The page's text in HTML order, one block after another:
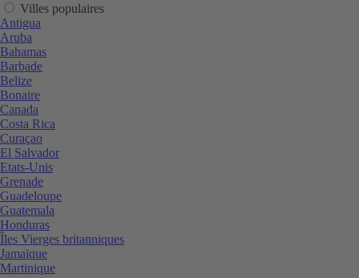
Villes populaires
Antigua
Aruba
Bahamas
Barbade
Belize
Bonaire
Canada
Costa Rica
Curaçao
El Salvador
Etats-Unis
Grenade
Guadeloupe
Guatemala
Honduras
Îles Vierges britanniques
Jamaïque
Martinique